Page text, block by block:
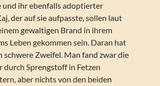
und ihr ebenfalls adoptierter
der auf sie aufpasste, sollen laut
gewaltigen Brand in ihrem
Leben gekommen sein. Daran hat
schwere Zweifel. Man fand zwar die
durch Sprengstoff in Fetzen
aber nichts von den beiden